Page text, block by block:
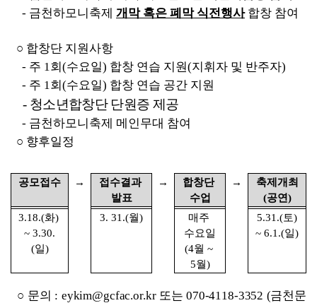
- 금천하모니축제 개막 혹은 폐막 식전행사 합창 참여
○ 합창단 지원사항
- 주 1회(수요일) 합창 연습 지원(지휘자 및 반주자)
- 주 1회(수요일) 합창 연습 공간 지원
- 청소년합창단 단원증 제공
- 금천하모니축제 메인무대 참여
○ 향후일정
공모접수 →
접수결과
발표
→
합창단
수업
→
축제개최
(공연)
3.18.(화)
~ 3.30.
(일)
3. 31.(월)
매주
수요일
(4월 ~
5월)
5.31.(토)
~ 6.1.(일)
○ 문의 : eykim@gcfac.or.kr 또는 070-4118-3352 (금천문